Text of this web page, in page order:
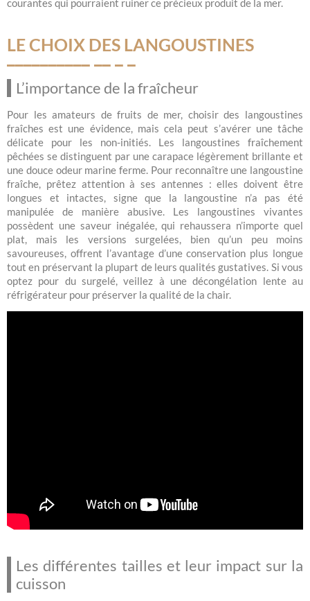
courantes qui pourraient ruiner ce précieux produit de la mer.
LE CHOIX DES LANGOUSTINES
L’importance de la fraîcheur
Pour les amateurs de fruits de mer, choisir des langoustines
fraîches est une évidence, mais cela peut s’avérer une tâche
délicate pour les non-initiés. Les langoustines fraîchement
pêchées se distinguent par une carapace légèrement brillante et
une douce odeur marine ferme. Pour reconnaître une langoustine
fraîche, prêtez attention à ses antennes : elles doivent être
longues et intactes, signe que la langoustine n’a pas été
manipulée de manière abusive. Les langoustines vivantes
possèdent une saveur inégalée, qui rehaussera n’importe quel
plat, mais les versions surgelées, bien qu’un peu moins
savoureuses, offrent l’avantage d’une conservation plus longue
tout en préservant la plupart de leurs qualités gustatives. Si vous
optez pour du surgelé, veillez à une décongélation lente au
réfrigérateur pour préserver la qualité de la chair.
Les différentes tailles et leur impact sur la
cuisson